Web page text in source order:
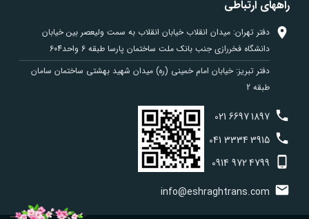
راههای ارتباطی
دفتر تهران: میدان انقلاب خیابان انقلاب به سمت ولیعصر بین خیابان
دانشگاه فخررازی جنب بانک ملت ساختمان پارسا طبقه 6 واحد604
دفتر تبریز: خیابان امام خمینی (ره) میدان شهید بهشتی ساختمان سامان
طبقه 2
021 66971897
041 33343915
0914 9724799
info@eshraghtrans.com